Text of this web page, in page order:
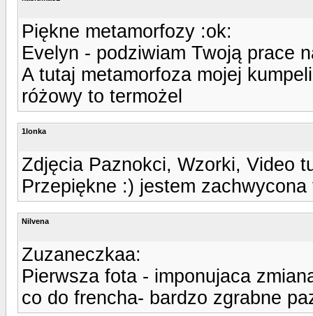
Piękne metamorfozy :ok:
Evelyn - podziwiam Twoją prace
A tutaj metamorfoza mojej
różowy to termożel
1lonka
Zdjęcia Paznokci, Wzorki, Video
Przepiękne :) jestem
Nilvena
Zuzaneczkaa:
Pierwsza fota - imponujaca
co do frencha- bardzo zgrabne